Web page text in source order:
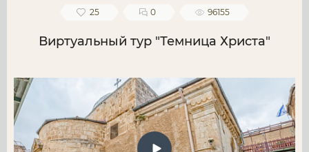
25 0 96155
Виртуальный тур "Темница Христа"